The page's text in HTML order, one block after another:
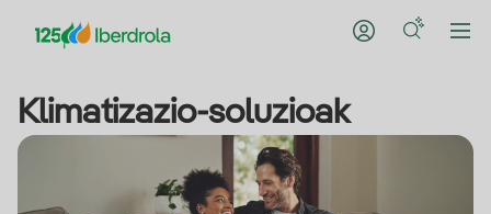
Klimatizazio-soluzioak